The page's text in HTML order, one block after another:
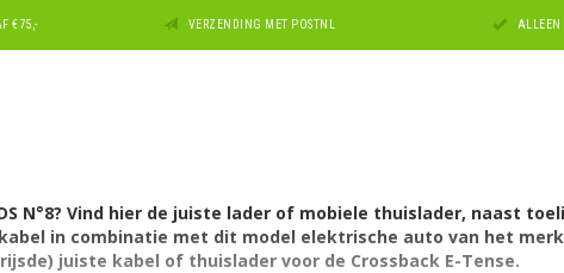
€75,- VERZENDING MET POSTNL ALLEEN
N°8? Vind hier de juiste lader of mobiele thuislader, naast
in combinatie met dit model elektrische auto van het merk
juiste kabel of thuislader voor de Crossback E-Tense.